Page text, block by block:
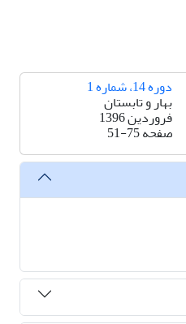
دوره 14، شماره 1
بهار و تابستان
فروردین 1396
صفحه51-75